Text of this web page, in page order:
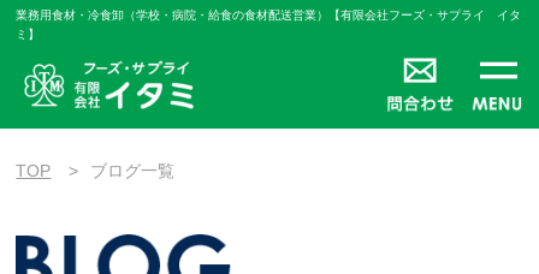
業務用食材・冷食卸（学校・病院・給食の食材配送営業）【有限会社フーズ・サプライ イタ
ミ】
TOP ブログ一覧